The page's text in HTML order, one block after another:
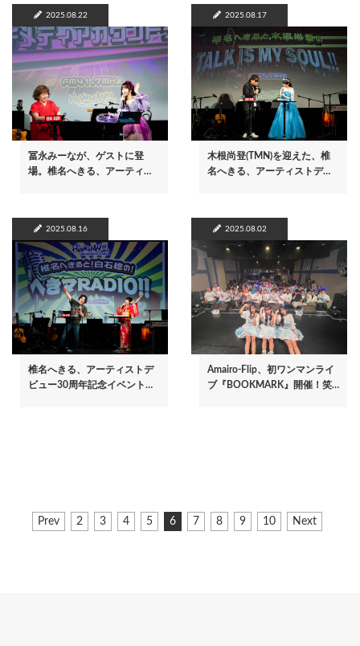
2025.08.22
冨永みーなが、ゲストに登
場。椎名へきる、アーティ…
2025.08.17
木根尚登(TMN)を迎えた、椎
名へきる、アーティストデ…
2025.08.16
椎名へきる、アーティストデ
ビュー30周年記念イベント…
2025.08.02
Amairo-Flip、初ワンマンライ
ブ『BOOKMARK』開催！笑…
前
Prev
ペ
2
ペ
3
ペ
4
ペ
5
カ
6
ペ
7
ペ
8
ペ
9
ペ
10
次
Next